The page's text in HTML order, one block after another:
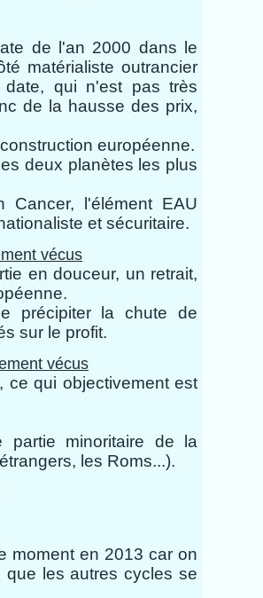
de l'an 2000 dans le
matérialiste outrancier
qui n'est pas très
de la hausse des prix,
européenne.
deux planètes les plus
l'élément EAU
et sécuritaire.
vécus
en douceur, un retrait,
précipiter la chute de
sur le profit.
vécus
ce qui objectivement est
partie minoritaire de la
les Roms...).
moment en 2013 car on
que les autres cycles se